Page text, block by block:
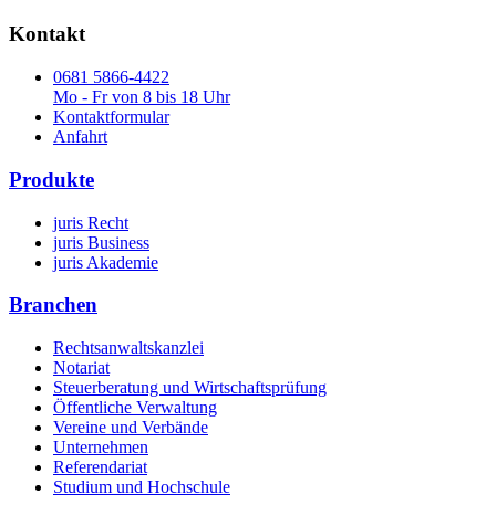
Kontakt
0681 5866-4422
Mo - Fr von 8 bis 18 Uhr
Kontaktformular
Anfahrt
Produkte
juris Recht
juris Business
juris Akademie
Branchen
Rechtsanwaltskanzlei
Notariat
Steuerberatung und Wirtschaftsprüfung
Öffentliche Verwaltung
Vereine und Verbände
Unternehmen
Referendariat
Studium und Hochschule